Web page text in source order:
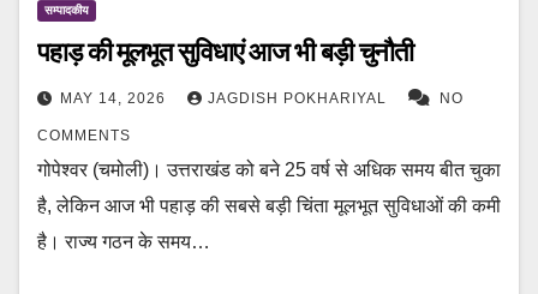
सम्पादकीय
पहाड़ की मूलभूत सुविधाएं आज भी बड़ी चुनौती
MAY 14, 2026 JAGDISH POKHARIYAL NO
COMMENTS
गोपेश्वर (चमोली)। उत्तराखंड को बने 25 वर्ष से अधिक समय बीत चुका
है, लेकिन आज भी पहाड़ की सबसे बड़ी चिंता मूलभूत सुविधाओं की कमी
है। राज्य गठन के समय…